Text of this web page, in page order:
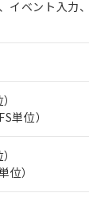
イベント入力
単位）
）
共同利用に関
ので、過去
りました。
いることか